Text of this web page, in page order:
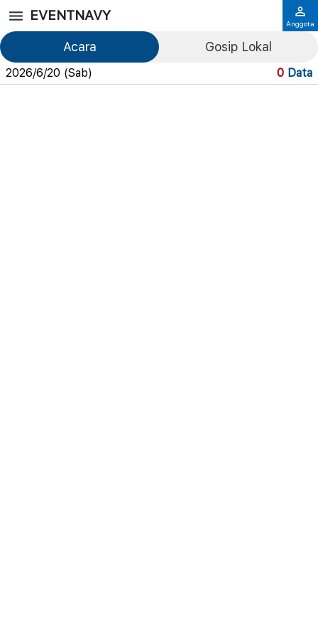
EVENTNAVY
Acara Gosip Lokal
Anggota
2026/6/20 (Sab) 0 Data